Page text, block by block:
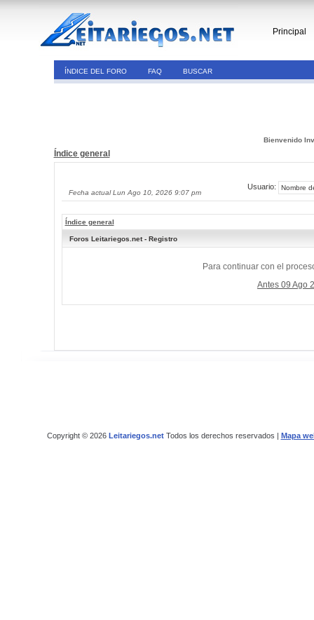
Principal
ÍNDICE DEL FORO FAQ BUSCAR
Bienvenido
Índice general
Fecha actual Lun Ago 10, 2026 9:07 pm
Usuario:
Índice general
Foros Leitariegos.net - Registro
Para continuar con el
Antes 09 Ago
Copyright © 2026 Leitariegos.netTodos los derechos reservados | Mapa